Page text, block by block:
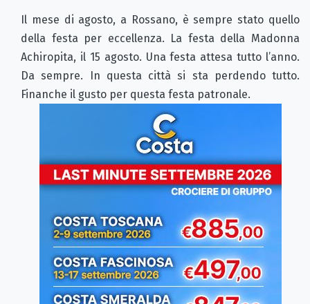
Il mese di agosto, a Rossano, è sempre stato quello
della festa per eccellenza. La festa della Madonna
Achiropita, il 15 agosto. Una festa attesa tutto l’anno.
Da sempre. In questa città si sta perdendo tutto.
Finanche il gusto per questa festa patronale.